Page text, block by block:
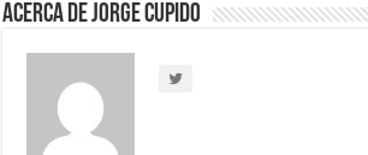
Acerca de Jorge Cupido